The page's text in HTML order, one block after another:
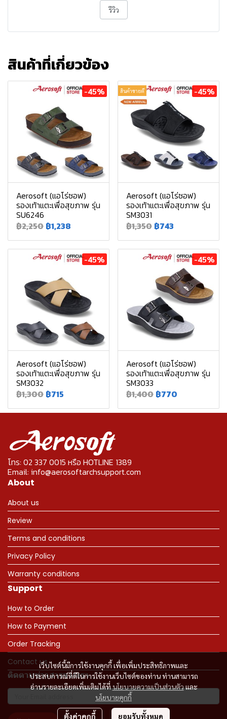
รีวิว
สินค้าที่เกี่ยวข้อง
-45%
Aerosoft (แอโร่ซอฟ)
รองเท้าแตะเพื่อสุขภาพ รุ่น
SU6246
฿2,250 ฿1,238
สินค้าขายดี -45%
Aerosoft (แอโร่ซอฟ)
รองเท้าแตะเพื่อสุขภาพ รุ่น
SM3031
฿1,350 ฿743
-45%
Aerosoft (แอโร่ซอฟ)
รองเท้าแตะเพื่อสุขภาพ รุ่น
SM3032
฿1,300 ฿715
-45%
Aerosoft (แอโร่ซอฟ)
รองเท้าแตะเพื่อสุขภาพ รุ่น
SM3033
฿1,400 ฿770
เว็บไซต์นี้มีการใช้งานคุกกี้ เพื่อเพิ่มประสิทธิภาพและ
ประสบการณ์ที่ดีในการใช้งานเว็บไซต์ของท่าน ท่านสามารถ
อ่านรายละเอียดเพิ่มเติมได้ที่นโยบายความเป็นส่วนตัวและ
นโยบายคุกกี้
ตั้งค่าคุกกี้ ยอมรับทั้งหมด
โทร: 02 337 0015 หรือ HOTLINE 1389
Email: info@aerosoftarchsupport.com
About
About us
Review
Terms and conditions
Privacy Policy
Warranty conditions
Support
How to Order
How to Payment
Order Tracking
Contact us
ติดตามข่าวสารจากเรา